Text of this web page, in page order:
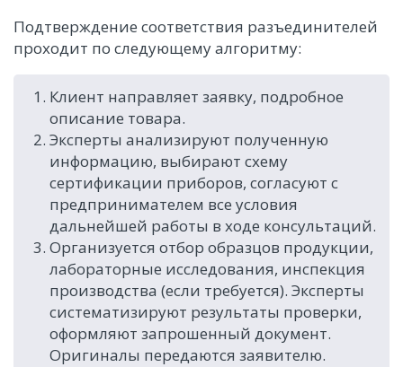
Подтверждение соответствия разъединителей
проходит по следующему алгоритму:
Клиент направляет заявку, подробное
описание товара.
Эксперты анализируют полученную
информацию, выбирают схему
сертификации приборов, согласуют с
предпринимателем все условия
дальнейшей работы в ходе консультаций.
Организуется отбор образцов продукции,
лабораторные исследования, инспекция
производства (если требуется). Эксперты
систематизируют результаты проверки,
оформляют запрошенный документ.
Оригиналы передаются заявителю.